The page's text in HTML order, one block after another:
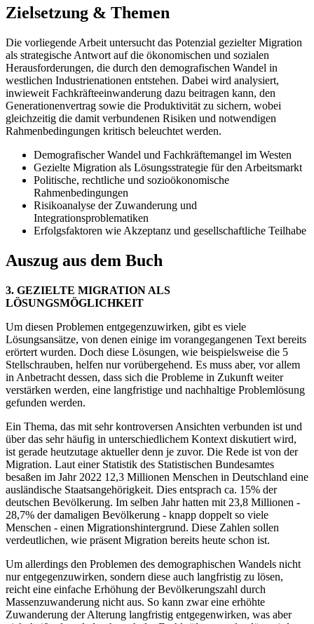
Zielsetzung & Themen
Die vorliegende Arbeit untersucht das Potenzial gezielter Migration
als strategische Antwort auf die ökonomischen und sozialen
Herausforderungen, die durch den demografischen Wandel in
westlichen Industrienationen entstehen. Dabei wird analysiert,
inwieweit Fachkräfteeinwanderung dazu beitragen kann, den
Generationenvertrag sowie die Produktivität zu sichern, wobei
gleichzeitig die damit verbundenen Risiken und notwendigen
Rahmenbedingungen kritisch beleuchtet werden.
Demografischer Wandel und Fachkräftemangel im Westen
Gezielte Migration als Lösungsstrategie für den Arbeitsmarkt
Politische, rechtliche und sozioökonomische
Rahmenbedingungen
Risikoanalyse der Zuwanderung und
Integrationsproblematiken
Erfolgsfaktoren wie Akzeptanz und gesellschaftliche Teilhabe
Auszug aus dem Buch
3. GEZIELTE MIGRATION ALS
LÖSUNGSMÖGLICHKEIT
Um diesen Problemen entgegenzuwirken, gibt es viele
Lösungsansätze, von denen einige im vorangegangenen Text bereits
erörtert wurden. Doch diese Lösungen, wie beispielsweise die 5
Stellschrauben, helfen nur vorübergehend. Es muss aber, vor allem
in Anbetracht dessen, dass sich die Probleme in Zukunft weiter
verstärken werden, eine langfristige und nachhaltige Problemlösung
gefunden werden.
Ein Thema, das mit sehr kontroversen Ansichten verbunden ist und
über das sehr häufig in unterschiedlichem Kontext diskutiert wird,
ist gerade heutzutage aktueller denn je zuvor. Die Rede ist von der
Migration. Laut einer Statistik des Statistischen Bundesamtes
besaßen im Jahr 2022 12,3 Millionen Menschen in Deutschland eine
ausländische Staatsangehörigkeit. Dies entsprach ca. 15% der
deutschen Bevölkerung. Im selben Jahr hatten mit 23,8 Millionen -
28,7% der damaligen Bevölkerung - knapp doppelt so viele
Menschen - einen Migrationshintergrund. Diese Zahlen sollen
verdeutlichen, wie präsent Migration bereits heute schon ist.
Um allerdings den Problemen des demographischen Wandels nicht
nur entgegenzuwirken, sondern diese auch langfristig zu lösen,
reicht eine einfache Erhöhung der Bevölkerungszahl durch
Massenzuwanderung nicht aus. So kann zwar eine erhöhte
Zuwanderung der Alterung langfristig entgegenwirken, was aber